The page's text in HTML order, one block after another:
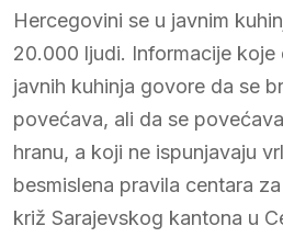
Hercegovini se u javnim
20.000 ljudi. Informacije
javnih kuhinja govore da se
povećava, ali da se
hranu, a koji ne ispunjavaju
besmislena pravila centara
križ Sarajevskog kantona u